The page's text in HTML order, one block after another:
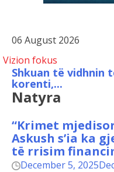
06 August 2026
Vizion fokus
Shkuan të vidhnin
korenti,...
Natyra
“Krimet
Askush s’ia ka
të rrisim
December 5, 2025